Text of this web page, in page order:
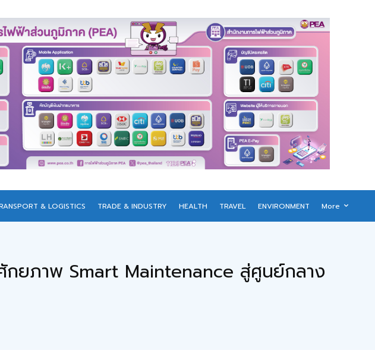
& LOGISTICS TRADE & INDUSTRY HEALTH TRAVEL ENVIRONMENT More
ยภาพ Smart Maintenance สู่ศูนย์กลาง